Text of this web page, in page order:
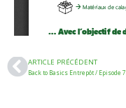
ARTICLE PRÉCÉDENT
Back to Basics Entrepôt / Episode 7